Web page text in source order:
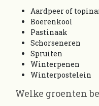
Aardpeer of
Boerenkool
Pastinaak
Schorseneren
Spruiten
Winterpenen
Winterpostelein
Welke groenten